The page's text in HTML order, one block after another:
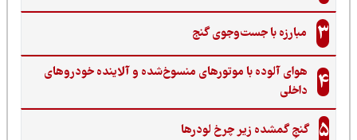
مبارزه با جست‌وجوی گنج‌
هوای آلوده با موتورهای منسوخ‌شده و آلاینده خودروهای
داخلی
گنجِ گمشده زیر چرخ لودرها